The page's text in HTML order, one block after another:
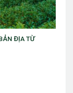
Mở khóa đặc quyền,
đến 10 triệu đồng